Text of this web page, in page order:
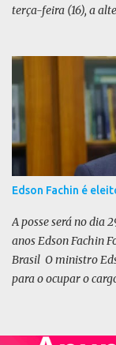
terça-feira (16), a
contrato, presente
com o Executivo, a
prazo. “A mudança
aprofundadas
indicam que a
os aspectos
dólares possa
revela-se mais
volatilidade
atrelada à TONA”,
contra o projeto de
Edson Fachin é
A posse será no dia
anos Edson Fachin
Brasil O ministro
para o ocupar o
votação foi feita de